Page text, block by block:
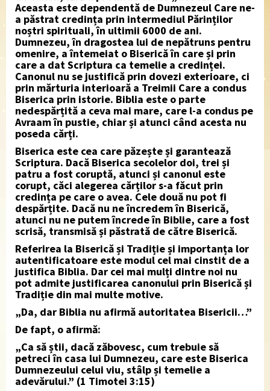
Aceasta este dependentă de Dumnezeul Care ne-
a păstrat credința prin intermediul Părinților
noștri spirituali, în ultimii 6000 de ani.
Dumnezeu, în dragostea lui de nepătruns pentru
omenire, a întemeiat o Biserică în care și prin
care a dat Scriptura ca temelie a credinței.
Canonul nu se justifică prin dovezi exterioare, ci
prin mărturia interioară a Treimii Care a condus
Biserica prin istorie. Biblia este o parte
nedespărțită a ceva mai mare, care l-a condus pe
Avraam în pustie, chiar și atunci când acesta nu
poseda cărți.
Biserica este cea care păzește și garantează
Scriptura. Dacă Biserica secolelor doi, trei și
patru a fost coruptă, atunci și canonul este
corupt, căci alegerea cărților s-a făcut prin
credința pe care o avea. Cele două nu pot fi
despărțite. Dacă nu ne încredem în Biserică,
atunci nu ne putem încrede în Biblie, care a fost
scrisă, transmisă și păstrată de către Biserică.
Referirea la Biserică și Tradiție și importanța lor
autentificatoare este modul cel mai cinstit de a
justifica Biblia. Dar cei mai mulți dintre noi nu
pot admite justificarea canonului prin Biserică și
Tradiție din mai multe motive.
„Da, dar Biblia nu afirmă autoritatea Bisericii…”
De fapt, o afirmă:
„Ca să știi, dacă zăbovesc, cum trebuie să
petreci în casa lui Dumnezeu, care este Biserica
Dumnezeului celui viu, stâlp și temelie a
adevărului.” (1 Timotei 3:15)